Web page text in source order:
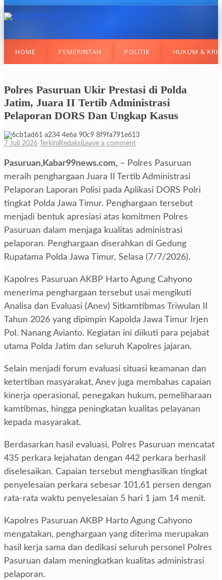
HOME PEMERINTAH POLITIK HUKUM &
Polres Pasuruan Ukir Prestasi di Polda
Jatim, Juara II Tertib Administrasi
Pelaporan DORS Dan Ungkap Kasus
7 Juli 2026 TerkiniRedaksiLeave a comment
Pasuruan,Kabar99news.com, – Polres Pasuruan
meraih penghargaan Juara II Tertib Administrasi
Pelaporan Laporan Polisi pada Aplikasi DORS Polri
tingkat Polda Jawa Timur. Penghargaan tersebut
menjadi bentuk apresiasi atas komitmen Polres
Pasuruan dalam menjaga kualitas administrasi
pelaporan. Penghargaan diserahkan di Gedung
Rupatama Polda Jawa Timur, Selasa (7/7/2026).
Kapolres Pasuruan AKBP Harto Agung Cahyono
menerima penghargaan tersebut usai mengikuti
Analisa dan Evaluasi (Anev) Sitkamtibmas Triwulan II
Tahun 2026 yang dipimpin Kapolda Jawa Timur Irjen
Pol. Nanang Avianto. Kegiatan ini diikuti para pejabat
utama Polda Jatim dan seluruh Kapolres jajaran.
Selain menjadi forum evaluasi situasi keamanan dan
ketertiban masyarakat, Anev juga membahas capaian
kinerja operasional, penegakan hukum, pemeliharaan
kamtibmas, hingga peningkatan kualitas pelayanan
kepada masyarakat.
Berdasarkan hasil evaluasi, Polres Pasuruan mencatat
435 perkara kejahatan dengan 442 perkara berhasil
diselesaikan. Capaian tersebut menghasilkan tingkat
penyelesaian perkara sebesar 101,61 persen dengan
rata-rata waktu penyelesaian 5 hari 1 jam 14 menit.
Kapolres Pasuruan AKBP Harto Agung Cahyono
mengatakan, penghargaan yang diterima merupakan
hasil kerja sama dan dedikasi seluruh personel Polres
Pasuruan dalam meningkatkan kualitas administrasi
pelaporan.